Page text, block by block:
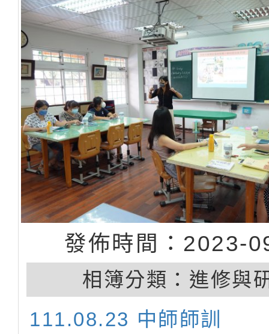
發佈時間：2023-
相簿分類： 進修與
111.08.23 中師師訓